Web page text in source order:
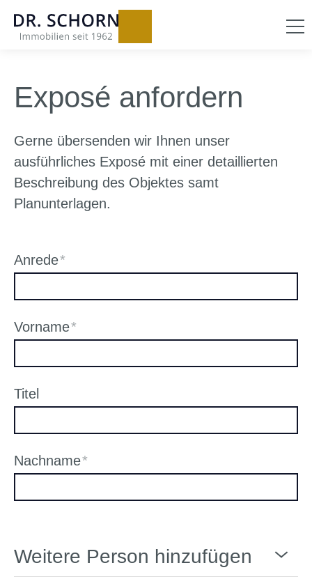
Exposé anfordern
Gerne übersenden wir Ihnen unser
ausführliches Exposé mit einer detaillierten
Beschreibung des Objektes samt
Planunterlagen.
Anrede*
Vorname*
Titel
Nachname*
Weitere Person hinzufügen